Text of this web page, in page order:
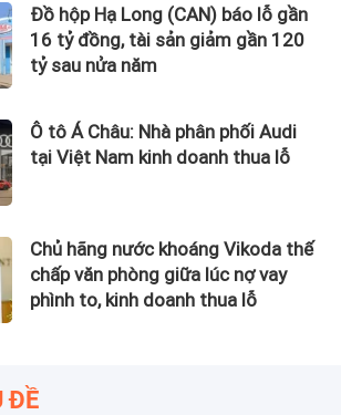
Đồ hộp Hạ Long (CAN) báo lỗ gần
16 tỷ đồng, tài sản giảm gần 120
tỷ sau nửa năm
Ô tô Á Châu: Nhà phân phối Audi
tại Việt Nam kinh doanh thua lỗ
Chủ hãng nước khoáng Vikoda thế
chấp văn phòng giữa lúc nợ vay
phình to, kinh doanh thua lỗ
ĐỀ